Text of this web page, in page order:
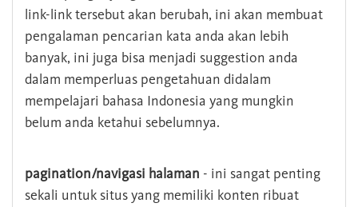
link-link tersebut akan berubah, ini akan membuat
pengalaman pencarian kata anda akan lebih
banyak, ini juga bisa menjadi suggestion anda
dalam memperluas pengetahuan didalam
mempelajari bahasa Indonesia yang mungkin
belum anda ketahui sebelumnya.
pagination/navigasi halaman - ini sangat penting
sekali untuk situs yang memiliki konten ribuat